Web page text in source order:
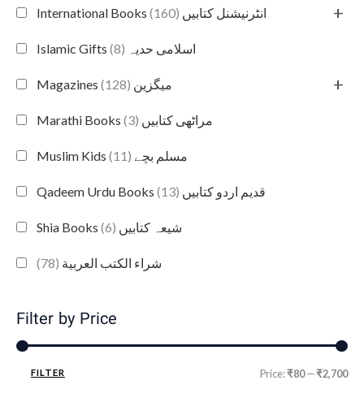
International Books انٹرنیشنل کتابیں (160) +
Islamic Gifts اسلامی حدیہ (8)
Magazines میگزین (128) +
Marathi Books مراٹھی کتابیں (3)
Muslim Kids مسلم بچے (11)
Qadeem Urdu Books قدیم اردو کتابیں (13)
Shia Books شیعہ کتابیں (6)
شراء الكتب العربية (78)
Filter by Price
FILTER Price:₹80—₹2,700